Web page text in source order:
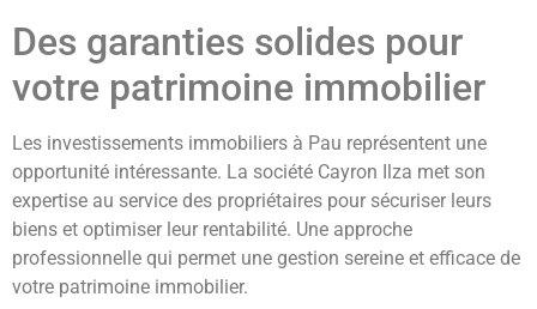
Des garanties solides pour
votre patrimoine immobilier
Les investissements immobiliers à Pau représentent une
opportunité intéressante. La société Cayron Ilza met son
expertise au service des propriétaires pour sécuriser leurs
biens et optimiser leur rentabilité. Une approche
professionnelle qui permet une gestion sereine et efficace de
votre patrimoine immobilier.